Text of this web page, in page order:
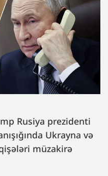
Rusiya prezidenti
Ukrayna və
müzakirə